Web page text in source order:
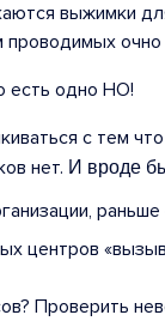
выжимки
очно
есть одно НО!
с тем
нет. И вроде
центров
Проверить